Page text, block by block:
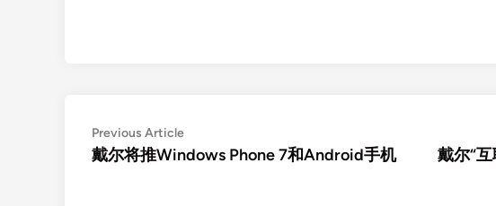
Post
navigation
Previous ArticlePrevious
article:
戴尔将推Windows Phone 7和Android手机
戴尔“